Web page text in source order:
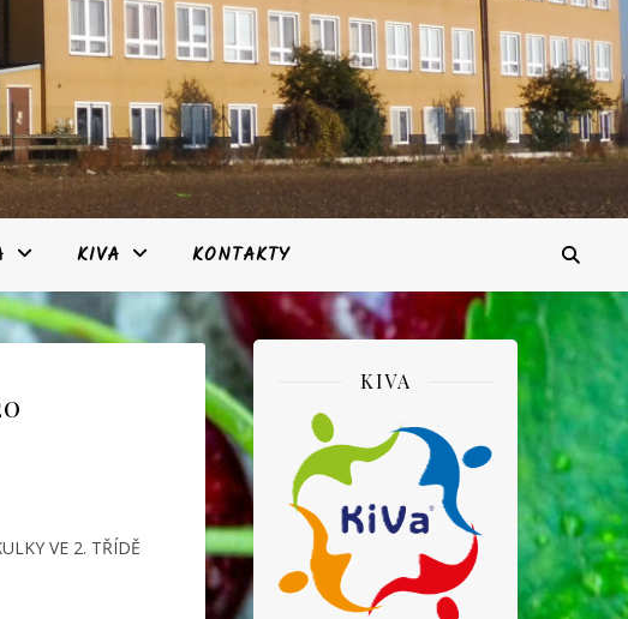
KIVA KONTAKTY
VE 2. TŘÍDĚ
KIVA